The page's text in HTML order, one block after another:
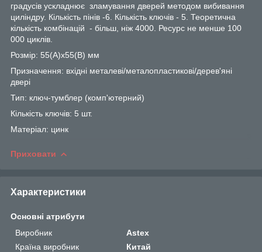
градусів ускладнює зламування дверей методом вибивання
циліндру. Кількість пінів -6. Кількість ключів - 5. Теоретична
кількість комбінацій - більш, ніж 4000. Ресурс не менше 100
000 циклів.
Розмір: 55(А)х55(В) мм
Призначення: вхідні металеві/металопластикові/дерев'яні
двері
Тип: ключ-тумблер (комп'ютерний)
Кількість ключів: 5 шт.
Матеріал: цинк
Приховати
Характеристики
Основні атрибути
Виробник
Astex
Країна виробник
Китай